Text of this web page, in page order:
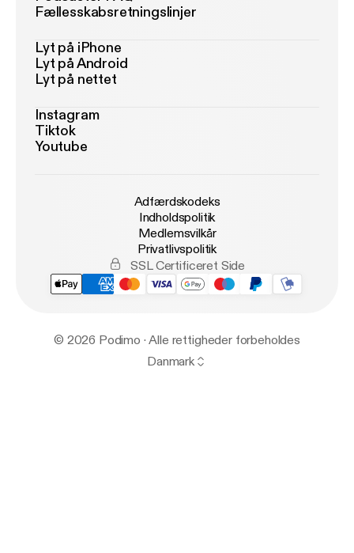
Fællesskabsretningslinjer
Lyt på iPhone
Lyt på Android
Lyt på nettet
Instagram
Tiktok
Youtube
Adfærdskodeks
Indholdspolitik
Medlemsvilkår
Privatlivspolitik
SSL Certificeret Side
© 2026 Podimo · Alle rettigheder forbeholdes
Danmark